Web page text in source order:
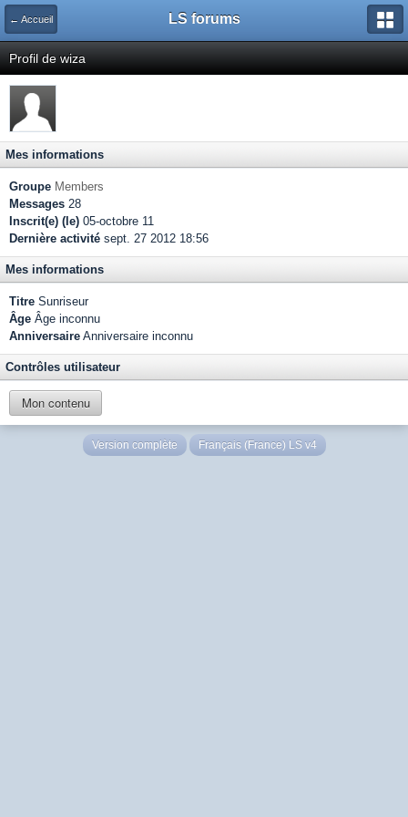
← Accueil LS forums
Profil de wiza
Mes informations
Groupe Members
Messages 28
Inscrit(e) (le) 05-octobre 11
Dernière activité sept. 27 2012 18:56
Mes informations
Titre Sunriseur
Âge Âge inconnu
Anniversaire Anniversaire inconnu
Contrôles utilisateur
Mon contenu
Version complète Français (France) LS v4